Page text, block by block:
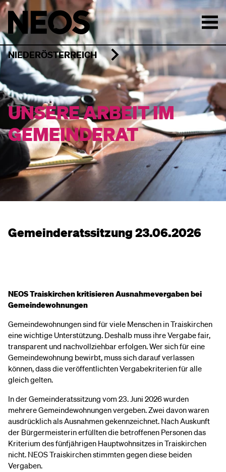
NIEDERÖSTERREICH
UNSERE ARBEIT IM
GEMEINDERAT
Gemeinderatssitzung 23.06.2026
NEOS Traiskirchen kritisieren Ausnahmevergaben bei
Gemeindewohnungen
Gemeindewohnungen sind für viele Menschen in Traiskirchen
eine wichtige Unterstützung. Deshalb muss ihre Vergabe fair,
transparent und nachvollziehbar erfolgen. Wer sich für eine
Gemeindewohnung bewirbt, muss sich darauf verlassen
können, dass die veröffentlichten Vergabekriterien für alle
gleich gelten.
In der Gemeinderatssitzung vom 23. Juni 2026 wurden
mehrere Gemeindewohnungen vergeben. Zwei davon waren
ausdrücklich als Ausnahmen gekennzeichnet. Nach Auskunft
der Bürgermeisterin erfüllten die betroffenen Personen das
Kriterium des fünfjährigen Hauptwohnsitzes in Traiskirchen
nicht. NEOS Traiskirchen stimmten gegen diese beiden
Vergaben.